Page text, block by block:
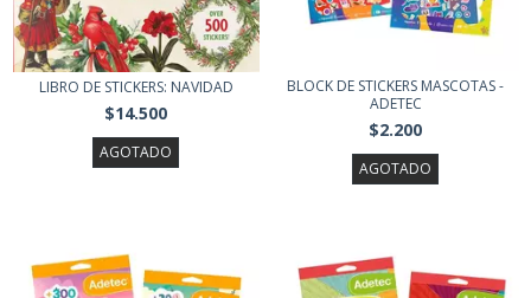
LIBRO DE STICKERS: NAVIDAD
$14.500
AGOTADO
BLOCK DE STICKERS MASCOTAS -
ADETEC
$2.200
AGOTADO